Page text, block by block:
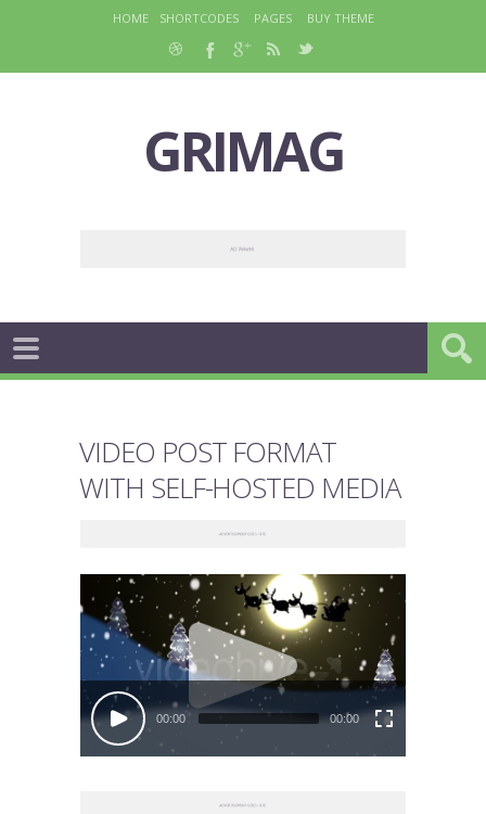
HOME SHORTCODES PAGES BUY THEME
GRIMAG
VIDEO POST FORMAT
WITH SELF-HOSTED MEDIA
00:00 00:00